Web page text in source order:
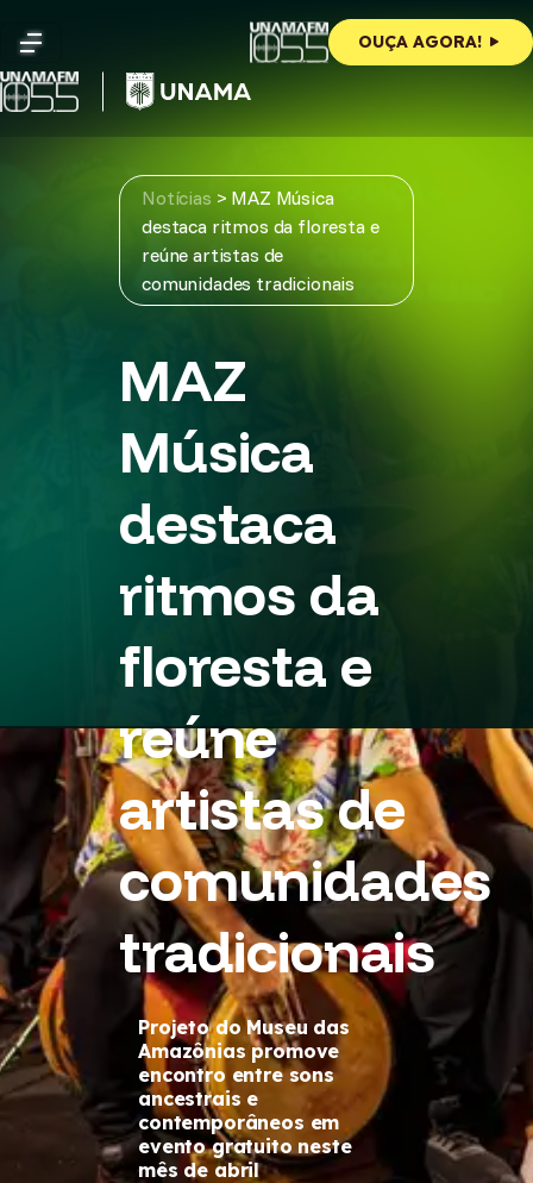
content
OUÇA AGORA!
Notícias > MAZ Música
destaca ritmos da floresta e
reúne artistas de
comunidades tradicionais
MAZ
Música
destaca
ritmos da
floresta e
reúne
artistas de
comunidades
tradicionais
Projeto do Museu das
Amazônias promove
encontro entre sons
ancestrais e
contemporâneos em
evento gratuito neste
mês de abril